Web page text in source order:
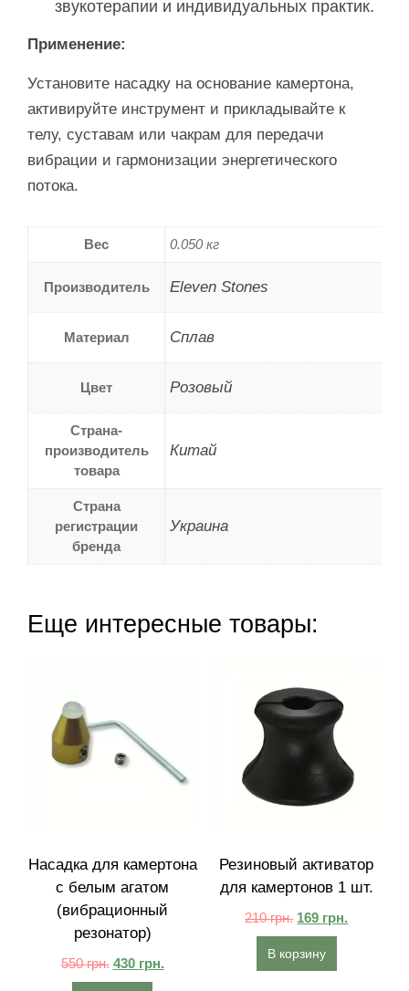
звукотерапии и индивидуальных практик.
Применение:
Установите насадку на основание камертона,
активируйте инструмент и прикладывайте к
телу, суставам или чакрам для передачи
вибрации и гармонизации энергетического
потока.
Вес 0.050 кг
Производитель Eleven Stones
Материал Сплав
Цвет Розовый
Страна-
производитель
товара
Китай
Страна
регистрации
бренда
Украина
Еще интересные товары:
Насадка для камертона
с белым агатом
(вибрационный
резонатор)
550грн. 430 грн.
Резиновый активатор
для камертонов 1 шт.
210грн. 169 грн.
В корзину